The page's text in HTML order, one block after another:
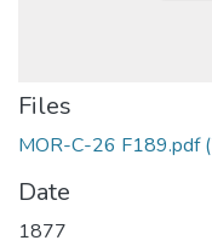
Files
MOR-C-26 F189.pdf
Date
1877